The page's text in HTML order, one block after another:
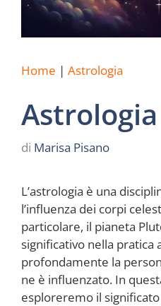
Home | Astrologia
di Marisa Pisano
L’astrologia è una
l’influenza dei corpi
particolare, il pianeta
significativo nella pratica
profondamente la
ne è influenzato. In
esploreremo il